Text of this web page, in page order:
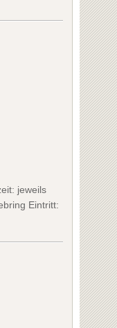
jeweils
Eintritt: